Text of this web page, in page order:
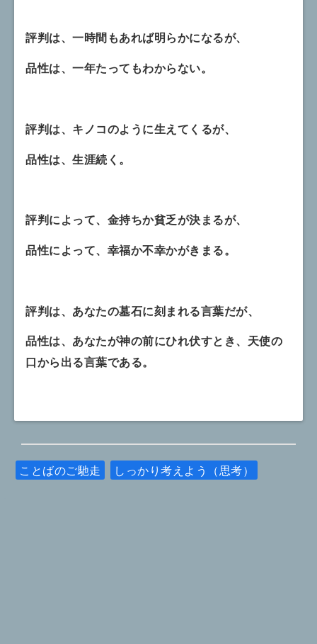
評判は、一時間もあれば明らかになるが、
品性は、一年たってもわからない。
評判は、キノコのように生えてくるが、
品性は、生涯続く。
評判によって、金持ちか貧乏が決まるが、
品性によって、幸福か不幸かがきまる。
評判は、あなたの墓石に刻まれる言葉だが、
品性は、あなたが神の前にひれ伏すとき、天使の
口から出る言葉である。
ことばのご馳走 しっかり考えよう（思考）